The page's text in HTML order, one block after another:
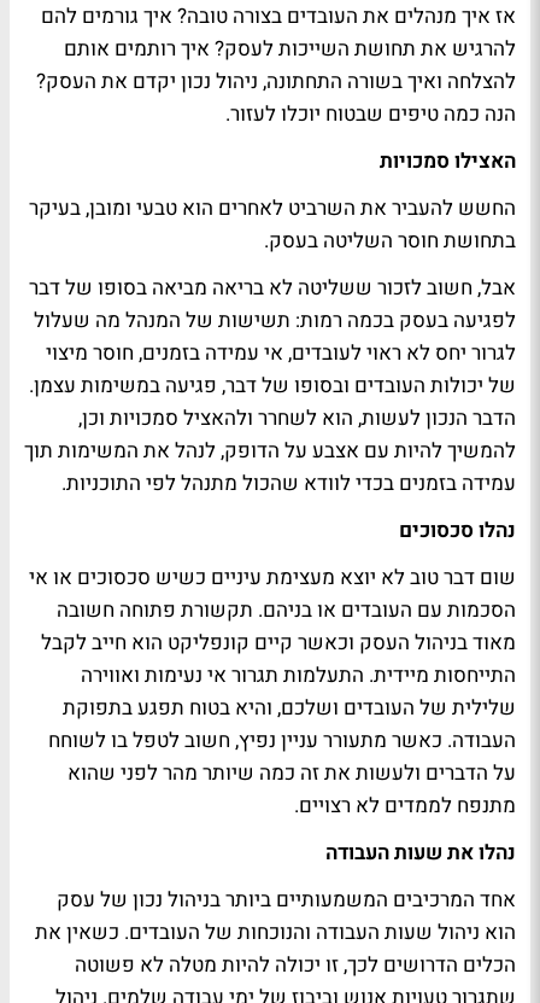
אז איך מנהלים את העובדים בצורה טובה? איך גורמים להם
להרגיש את תחושת השייכות לעסק? איך רותמים אותם
להצלחה ואיך בשורה התחתונה, ניהול נכון יקדם את העסק?
הנה כמה טיפים שבטוח יוכלו לעזור.
האצילו סמכויות
החשש להעביר את השרביט לאחרים הוא טבעי ומובן, בעיקר
בתחושת חוסר השליטה בעסק.
אבל, חשוב לזכור ששליטה לא בריאה מביאה בסופו של דבר
לפגיעה בעסק בכמה רמות: תשישות של המנהל מה שעלול
לגרור יחס לא ראוי לעובדים, אי עמידה בזמנים, חוסר מיצוי
של יכולות העובדים ובסופו של דבר, פגיעה במשימות עצמן.
הדבר הנכון לעשות, הוא לשחרר ולהאציל סמכויות וכן,
להמשיך להיות עם אצבע על הדופק, לנהל את המשימות תוך
עמידה בזמנים בכדי לוודא שהכול מתנהל לפי התוכניות.
נהלו סכסוכים
שום דבר טוב לא יוצא מעצימת עיניים כשיש סכסוכים או אי
הסכמות עם העובדים או בניהם. תקשורת פתוחה חשובה
מאוד בניהול העסק וכאשר קיים קונפליקט הוא חייב לקבל
התייחסות מיידית. התעלמות תגרור אי נעימות ואווירה
שלילית של העובדים ושלכם, והיא בטוח תפגע בתפוקת
העבודה. כאשר מתעורר עניין נפיץ, חשוב לטפל בו לשוחח
על הדברים ולעשות את זה כמה שיותר מהר לפני שהוא
מתנפח לממדים לא רצויים.
נהלו את שעות העבודה
אחד המרכיבים המשמעותיים ביותר בניהול נכון של עסק
הוא ניהול שעות העבודה והנוכחות של העובדים. כשאין את
הכלים הדרושים לכך, זו יכולה להיות מטלה לא פשוטה